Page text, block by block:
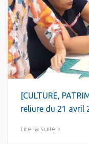
[CULTURE,
reliure du 21 avril
Lire la suite